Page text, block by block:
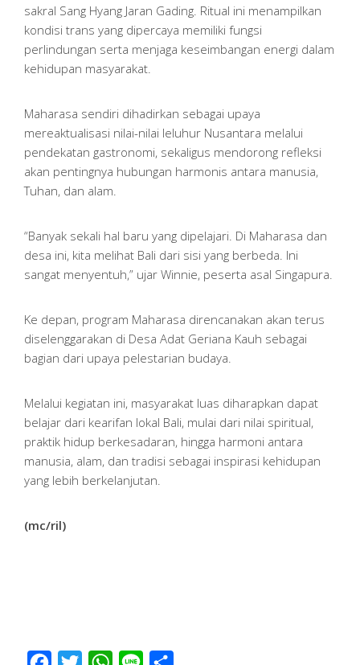
sakral Sang Hyang Jaran Gading. Ritual ini menampilkan
kondisi trans yang dipercaya memiliki fungsi
perlindungan serta menjaga keseimbangan energi dalam
kehidupan masyarakat.
Maharasa sendiri dihadirkan sebagai upaya
mereaktualisasi nilai-nilai leluhur Nusantara melalui
pendekatan gastronomi, sekaligus mendorong refleksi
akan pentingnya hubungan harmonis antara manusia,
Tuhan, dan alam.
“Banyak sekali hal baru yang dipelajari. Di Maharasa dan
desa ini, kita melihat Bali dari sisi yang berbeda. Ini
sangat menyentuh,” ujar Winnie, peserta asal Singapura.
Ke depan, program Maharasa direncanakan akan terus
diselenggarakan di Desa Adat Geriana Kauh sebagai
bagian dari upaya pelestarian budaya.
Melalui kegiatan ini, masyarakat luas diharapkan dapat
belajar dari kearifan lokal Bali, mulai dari nilai spiritual,
praktik hidup berkesadaran, hingga harmoni antara
manusia, alam, dan tradisi sebagai inspirasi kehidupan
yang lebih berkelanjutan.
(mc/ril)